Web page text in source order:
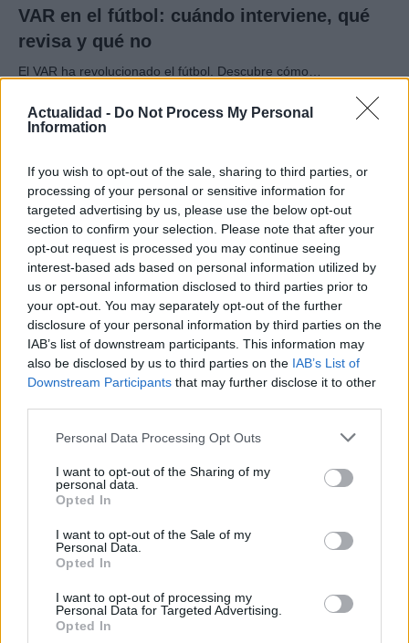
Actualidad - Do Not Process My Personal
Information
If you wish to opt-out of the sale, sharing to third parties, or
processing of your personal or sensitive information for
targeted advertising by us, please use the below opt-out
section to confirm your selection. Please note that after your
opt-out request is processed you may continue seeing
interest-based ads based on personal information utilized by
us or personal information disclosed to third parties prior to
your opt-out. You may separately opt-out of the further
disclosure of your personal information by third parties on the
IAB’s list of downstream participants. This information may
also be disclosed by us to third parties on the IAB’s List of
Downstream Participants that may further disclose it to other
Please note that this website/app uses one or more Google
not limited to your visit or usage behaviour. You may click to
grant or deny consent to Google and its third-party tags to
use your data for below specified purposes in below Google
consent section.
Personal Data Processing Opt Outs
I want to opt-out of the Sharing of my
personal data.
Opted In
I want to opt-out of the Sale of my
Personal Data.
Opted In
I want to opt-out of processing my
Personal Data for Targeted Advertising.
Opted In
VAR en el fútbol: cuándo interviene, qué
revisa y qué no
El VAR ha revolucionado el fútbol. Descubre cómo…
DEPORTES
Hockey femenino: Estados Unidos gana el
oro en Milan-Cortina 2026 ante Canadá